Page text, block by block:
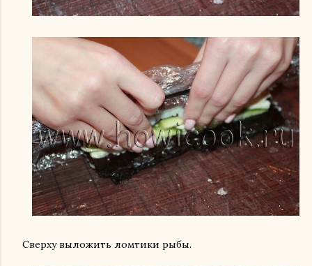
Сверху выложить ломтики рыбы.